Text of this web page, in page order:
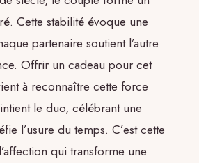
Cette stabilité évoque une
partenaire soutient l’autre
Offrir un cadeau pour cet
à reconnaître cette force
le duo, célébrant une
l’usure du temps. C’est cette
qui transforme une